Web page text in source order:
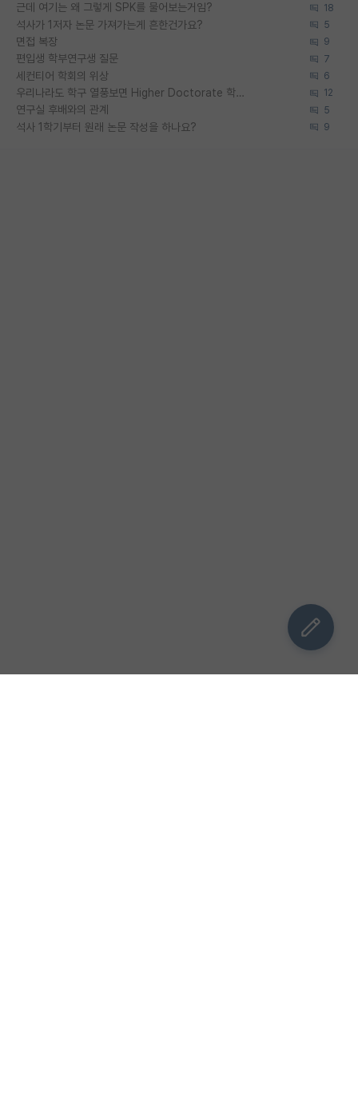
근데 여기는 왜 그렇게 SPK를 물어보는거임? 18
석사가 1저자 논문 가져가는게 흔한건가요? 5
면접 복장 9
편입생 학부연구생 질문 7
세컨티어 학회의 위상 6
우리나라도 학구 열풍보면 Higher Doctorate 학위가 필요하다고 봅니다. 12
연구실 후배와의 관계 5
석사 1학기부터 원래 논문 작성을 하나요? 9